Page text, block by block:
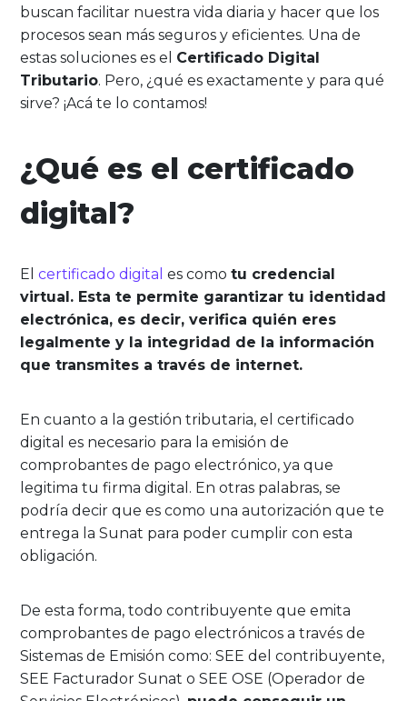
buscan facilitar nuestra vida diaria y hacer que los
procesos sean más seguros y eficientes. Una de
estas soluciones es el Certificado Digital
Tributario. Pero, ¿qué es exactamente y para qué
sirve? ¡Acá te lo contamos!
¿Qué es el certificado
digital?
Elcertificado digital es comotu credencial
virtual. Esta te permite garantizar tu identidad
electrónica, es decir, verifica quién eres
legalmente y la integridad de la información
que transmites a través de internet.
En cuanto a la gestión tributaria, el certificado
digital es necesario para la emisión de
comprobantes de pago electrónico, ya que
legitima tu firma digital. En otras palabras, se
podría decir que es como una autorización que te
entrega la Sunat para poder cumplir con esta
obligación.
De esta forma, todo contribuyente que emita
comprobantes de pago electrónicos a través de
Sistemas de Emisión como: SEE del contribuyente,
SEE Facturador Sunat o SEE OSE (Operador de